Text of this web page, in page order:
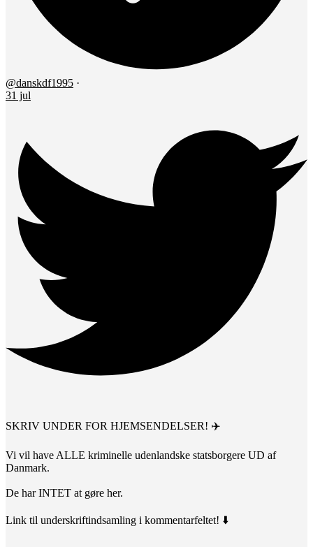
@danskdf1995 ·
31 jul
SKRIV UNDER FOR HJEMSENDELSER! ✈️
Vi vil have ALLE kriminelle udenlandske statsborgere UD af
Danmark.
De har INTET at gøre her.
Link til underskriftindsamling i kommentarfeltet! ⬇️